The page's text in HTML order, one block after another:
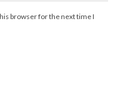
browser for the next time I